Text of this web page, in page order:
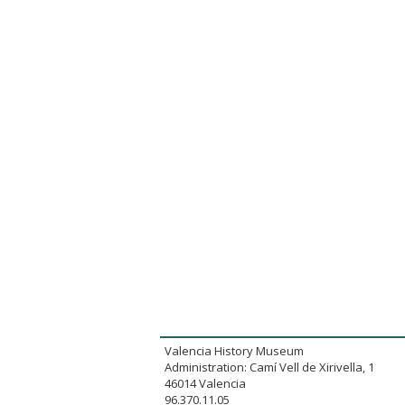
Valencia History Museum
Administration: Camí Vell de Xirivella, 1
46014 Valencia
96.370.11.05